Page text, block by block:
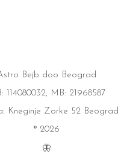
Bejb doo Beograd
114080032, MB: 21968587
Kneginje Zorke 52 Beograd
® 2026
🦋